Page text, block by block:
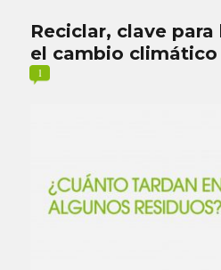
Reciclar, clave
el cambio climático
1